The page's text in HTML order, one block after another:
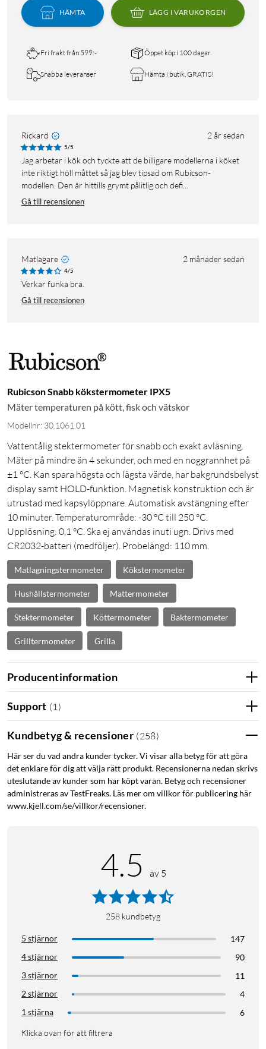
HÄMTA LÄGG I VARUKORGEN
Fri frakt från 599:- Öppet köp i 100 dagar
Snabba leveranser Hämta i butik, GRATIS!
Rickard 2 år sedan
5/5
Jag arbetar i kök och tyckte att de billigare modellerna i köket
inte riktigt höll måttet så jag blev tipsad om Rubicson-
modellen. Den är hittills grymt pålitlig och defi...
Gå till recensionen
Matlagare 2 månader sedan
4/5
Verkar funka bra.
Gå till recensionen
Rubicson Snabb kökstermometer IPX5
Mäter temperaturen på kött, fisk och vätskor
Modellnr: 30.1061.01
Vattentålig stektermometer för snabb och exakt avläsning.
Mäter på mindre än 4 sekunder, och med en noggrannhet på
±1 °C. Kan spara högsta och lägsta värde, har bakgrundsbelyst
display samt HOLD-funktion. Magnetisk konstruktion och är
utrustad med kapsylöppnare. Automatisk avstängning efter
10 minuter. Temperaturområde: -30 °C till 250 °C.
Upplösning: 0,1 °C. Ska ej användas inuti ugn. Drivs med
CR2032-batteri (medföljer). Probelängd: 110 mm.
Matlagningstermometer Kökstermometer
Hushållstermometer Mattermometer
Stektermometer Köttermometer Baktermometer
Grilltermometer Grilla
Producentinformation
Support (1 )
Kundbetyg & recensioner (258)
Här ser du vad andra kunder tycker. Vi visar alla betyg för att göra
det enklare för dig att välja rätt produkt. Recensionerna nedan skrivs
uteslutande av kunder som har köpt varan. Betyg och recensioner
administreras av TestFreaks. Läs mer om villkor för publicering här
www.kjell.com/se/villkor/recensioner.
4.5 av 5
258 kundbetyg
5 stjärnor
147
4 stjärnor
90
3 stjärnor
11
2 stjärnor
4
1 stjärna
6
Klicka ovan för att filtrera